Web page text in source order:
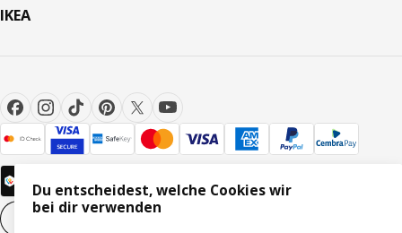
IKEA
Du entscheidest, welche Cookies wir
bei dir verwenden